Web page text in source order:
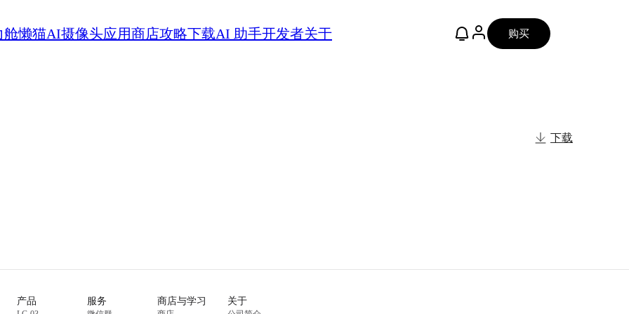
舱懒猫AI摄像头应用商店攻略下载AI 助手开发者关于 购买
下载
产品 服务 商店与学习 关于